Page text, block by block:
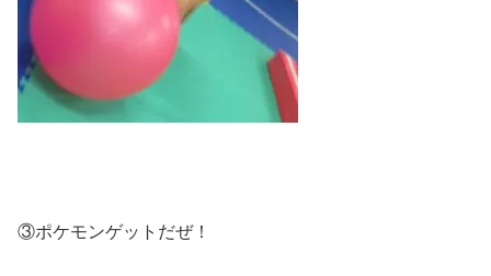
③ポケモンゲットだぜ！